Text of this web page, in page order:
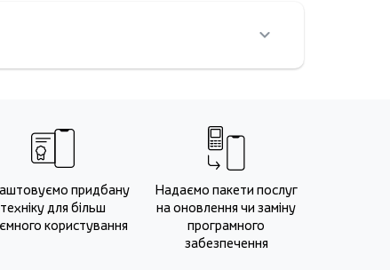
придбану
техніку для більш
користування
Надаємо пакети послуг
на оновлення чи заміну
програмного
забезпечення